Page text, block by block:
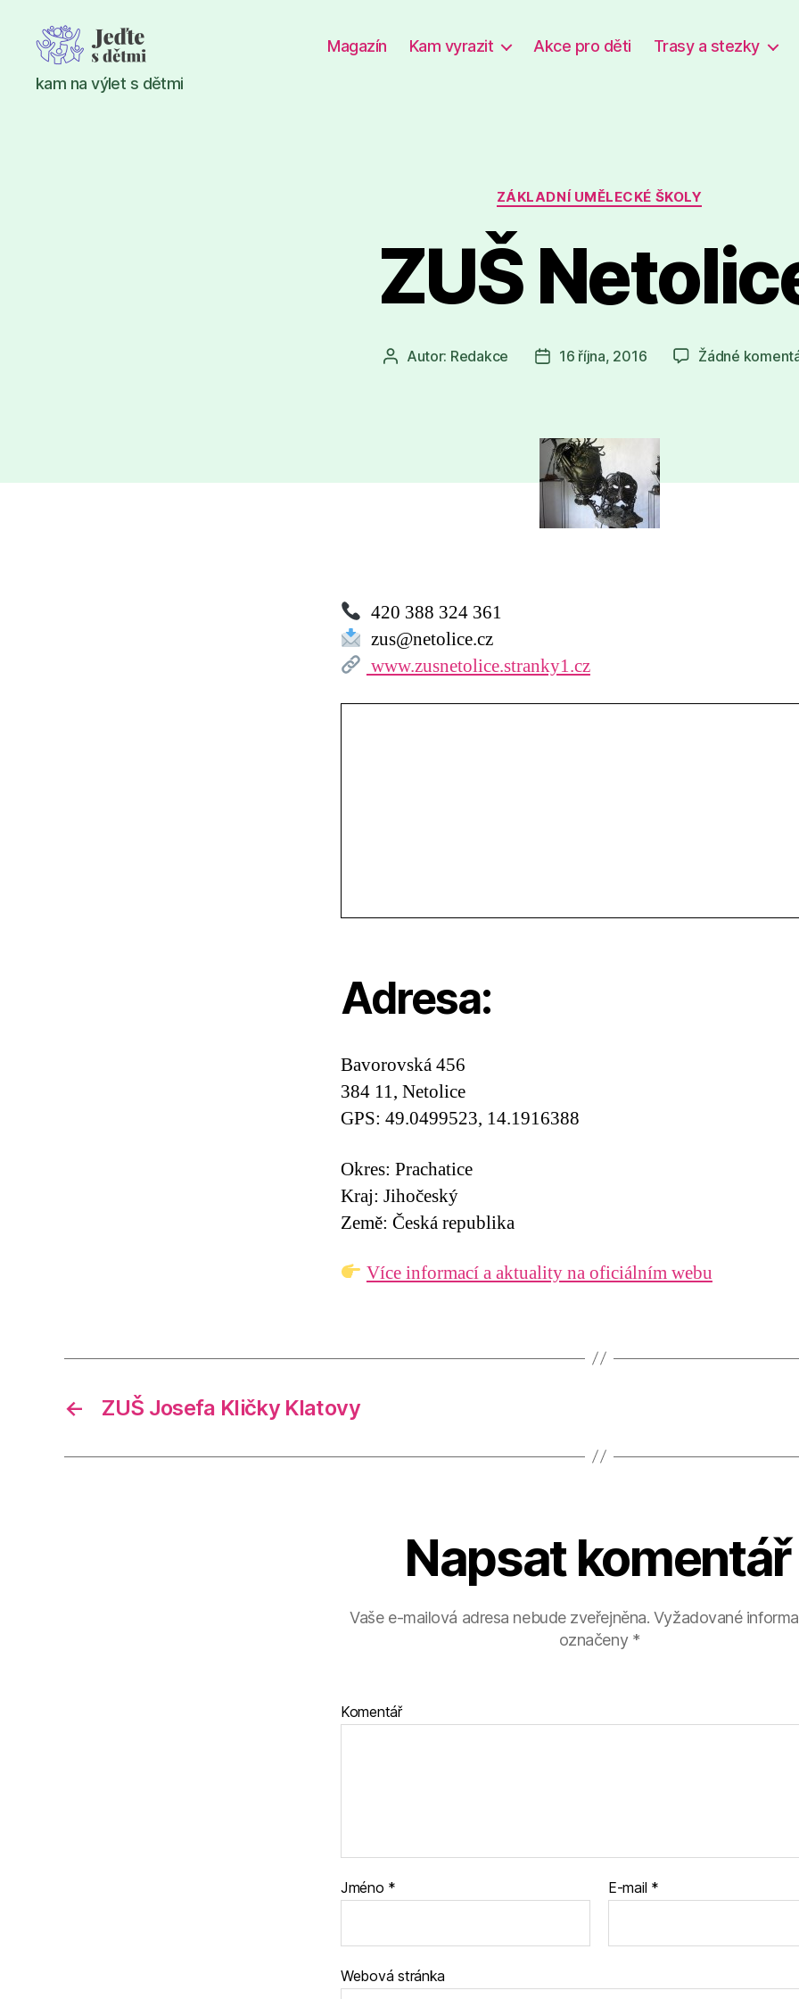
Jeďte
s
kam na výlet s dětmi
Magazín Kam vyrazit Akce pro děti Trasy a stezky
Rubriky
ZÁKLADNÍ UMĚLECKÉ ŠKOLY
ZUŠ
AutorAutor: Redakce
Datum
16 října, 2016 Žádné
420 388 324 361
zus@netolice.cz
www.zusnetolice.stranky1.cz
Adresa:
Bavorovská 456
384 11, Netolice
GPS: 49.0499523, 14.1916388
Okres: Prachatice
Kraj: Jihočeský
Země: Česká republika
Více informací a aktuality na oficiálním webu
← ZUŠ Josefa Kličky Klatovy
Napsat komentář
Vaše e-mailová adresa nebude zveřejněna. Vyžadované
označeny *
Komentář
Jméno * E-mail *
Webová stránka